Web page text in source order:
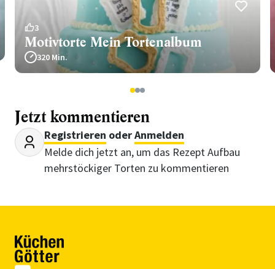
3
Motivtorte Mein Tortenalbum
320 Min.
123
Jetzt kommentieren
Registrieren oderAnmelden
Melde dich jetzt an, um das Rezept Aufbau
mehrstöckiger Torten zu kommentieren